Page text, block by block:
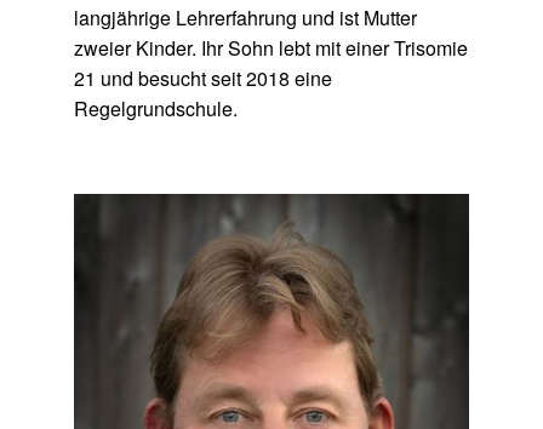
langjährige Lehrerfahrung und ist Mutter
zweier Kinder. Ihr Sohn lebt mit einer Trisomie
21 und besucht seit 2018 eine
Regelgrundschule.